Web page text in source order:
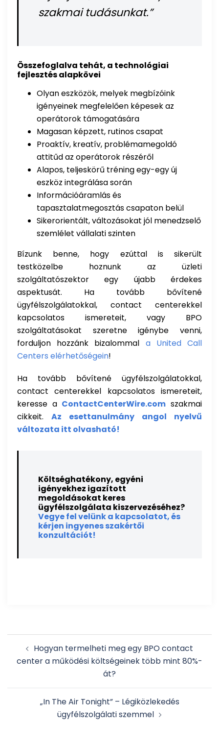
szakmai tudásunkat.”
Összefoglalva tehát, a technológiai
fejlesztés alapkövei
Olyan eszközök, melyek megbízóink
igényeinek megfelelően képesek az
operátorok támogatására
Magasan képzett, rutinos csapat
Proaktív, kreatív, problémamegoldó
attitűd az operátorok részéről
Alapos, teljeskörű tréning egy-egy új
eszköz integrálása során
Információáramlás és
tapasztalatmegosztás csapaton belül
Sikerorientált, változásokat jól menedzselő
szemlélet vállalati szinten
Bízunk benne, hogy ezúttal is sikerült
testközelbe hoznunk az üzleti
szolgáltatószektor egy újabb érdekes
aspektusát. Ha tovább bővítené
ügyfélszolgálatokkal, contact centerekkel
kapcsolatos ismereteit, vagy BPO
szolgáltatásokat szeretne igénybe venni,
forduljon hozzánk bizalommal a United Call
Centers elérhetőségein!
Ha tovább bővítené ügyfélszolgálatokkal,
contact centerekkel kapcsolatos ismereteit,
keresse a ContactCenterWire.com szakmai
cikkeit. Az esettanulmány angol nyelvű
változata itt olvasható!
Költséghatékony, egyéni
igényekhez igazított
megoldásokat keres
ügyfélszolgálata kiszervezéséhez?
Vegye fel velünk a kapcsolatot, és
kérjen ingyenes szakértői
konzultációt!
navigation
Hogyan termelheti meg egy BPO contact
center a működési költségeinek több mint 80%-
át?
„In The Air Tonight” – Légiközlekedés
ügyfélszolgálati szemmel